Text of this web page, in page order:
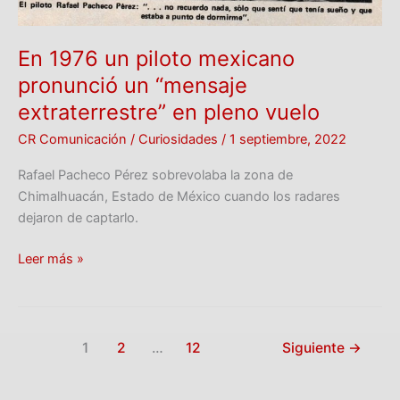
En 1976 un piloto mexicano
pronunció un “mensaje
extraterrestre” en pleno vuelo
CR Comunicación / Curiosidades / 1 septiembre, 2022
Rafael Pacheco Pérez sobrevolaba la zona de
Chimalhuacán, Estado de México cuando los radares
dejaron de captarlo.
Leer más »
1 2 … 12 Siguiente →